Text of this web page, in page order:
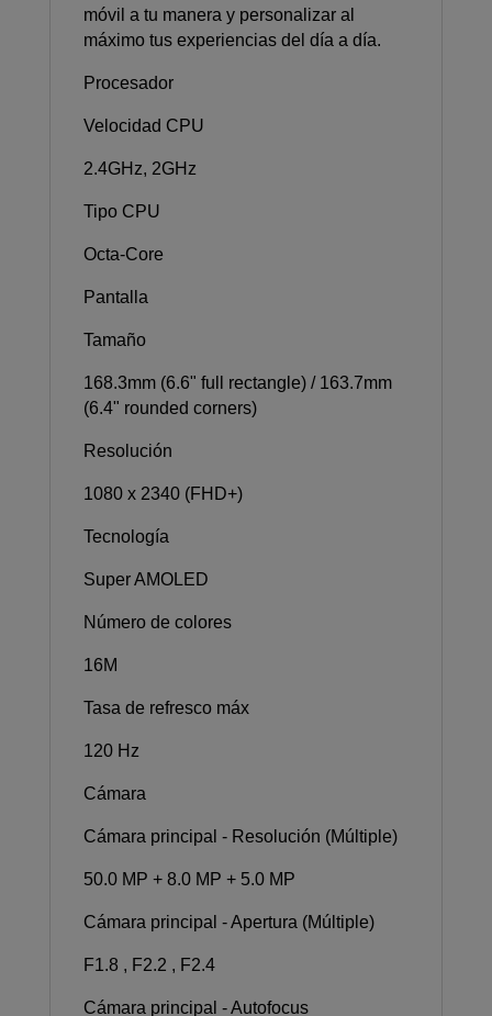
móvil a tu manera y personalizar al
máximo tus experiencias del día a día.
Procesador
Velocidad CPU
2.4GHz, 2GHz
Tipo CPU
Octa-Core
Pantalla
Tamaño
168.3mm (6.6" full rectangle) / 163.7mm
(6.4" rounded corners)
Resolución
1080 x 2340 (FHD+)
Tecnología
Super AMOLED
Número de colores
16M
Tasa de refresco máx
120 Hz
Cámara
Cámara principal - Resolución (Múltiple)
50.0 MP + 8.0 MP + 5.0 MP
Cámara principal - Apertura (Múltiple)
F1.8 , F2.2 , F2.4
Cámara principal - Autofocus